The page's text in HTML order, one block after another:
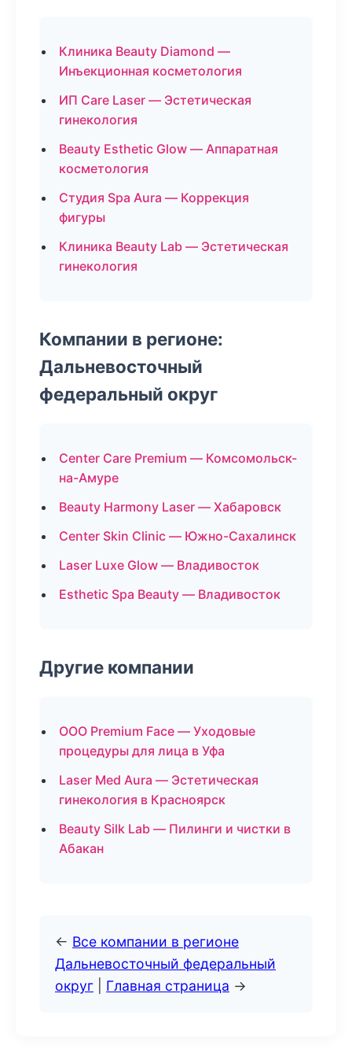
Клиника Beauty Diamond —
Инъекционная косметология
ИП Care Laser — Эстетическая
гинекология
Beauty Esthetic Glow — Аппаратная
косметология
Студия Spa Aura — Коррекция
фигуры
Клиника Beauty Lab — Эстетическая
гинекология
Компании в регионе:
Дальневосточный
федеральный округ
Center Care Premium — Комсомольск-
на-Амуре
Beauty Harmony Laser — Хабаровск
Center Skin Clinic — Южно-Сахалинск
Laser Luxe Glow — Владивосток
Esthetic Spa Beauty — Владивосток
Другие компании
ООО Premium Face — Уходовые
процедуры для лица в Уфа
Laser Med Aura — Эстетическая
гинекология в Красноярск
Beauty Silk Lab — Пилинги и чистки в
Абакан
← Все компании в регионе
Дальневосточный федеральный
округ
Главная страница →